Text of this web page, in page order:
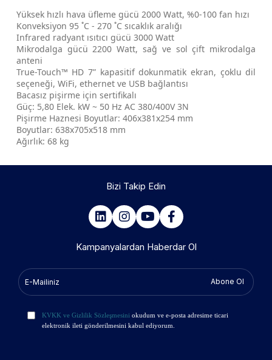
Yüksek hızlı hava üfleme gücü 2000 Watt, %0-100 fan hızı
Konveksiyon 95 ˚C - 270 ˚C sıcaklık aralığı
Infrared radyant ısıtıcı gücü 3000 Watt
Mikrodalga gücü 2200 Watt, sağ ve sol çift mikrodalga
anteni
True-Touch™ HD 7” kapasitif dokunmatik ekran, çoklu dil
seçeneği, WiFi, ethernet ve USB bağlantısı
Bacasız pişirme için sertifikalı
Güç: 5,80 Elek. kW ~ 50 Hz AC 380/400V 3N
Pişirme Haznesi Boyutlar: 406x381x254 mm
Boyutlar: 638x705x518 mm
Ağırlık: 68 kg
Bizi Takip Edin
Kampanyalardan Haberdar Ol
Abone Ol
KVKK ve Gizlilik Sözleşmesini okudum ve e-posta adresime ticari
elektronik ileti gönderilmesini kabul ediyorum.